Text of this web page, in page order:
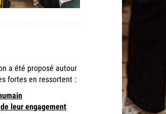
a été proposé autour
fortes en ressortent :
leur engagement